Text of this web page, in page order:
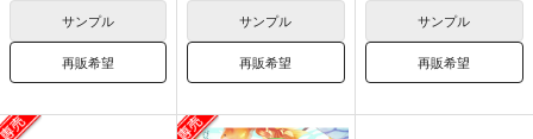
サンプル
再販希望
サンプル
再販希望
サンプル
再販希望